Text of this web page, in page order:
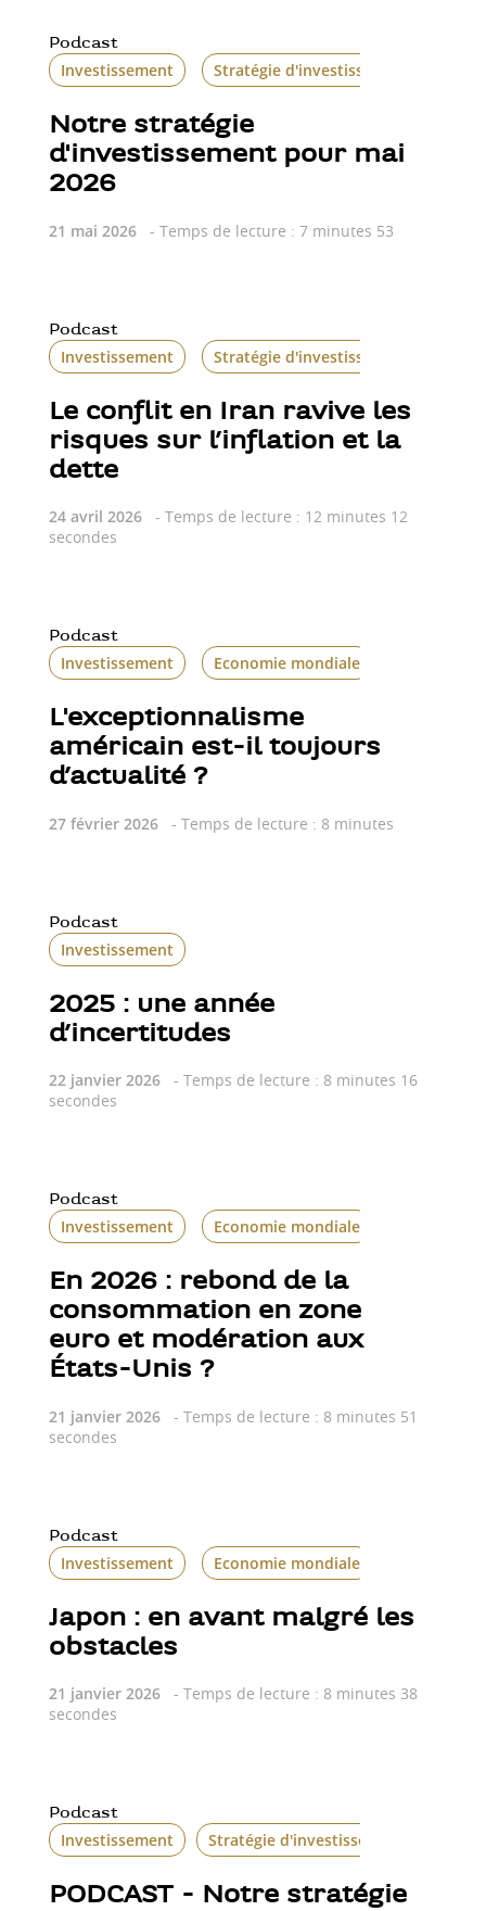
Podcast
Investissement Stratégie d'investissement
Notre stratégie
d'investissement pour mai
2026
21 mai 2026 - Temps de lecture : 7 minutes 53
Podcast
Investissement Stratégie d'investissement
Le conflit en Iran ravive les
risques sur l’inflation et la
dette
24 avril 2026
- Temps de lecture : 12 minutes 12
secondes
Podcast
Investissement Economie mondiale
L'exceptionnalisme
américain est-il toujours
d’actualité ?
27 février 2026 - Temps de lecture : 8 minutes
Podcast
Investissement
2025 : une année
d’incertitudes
22 janvier 2026
- Temps de lecture : 8 minutes 16
secondes
Podcast
Investissement Economie mondiale
En 2026 : rebond de la
consommation en zone
euro et modération aux
États-Unis ?
21 janvier 2026
- Temps de lecture : 8 minutes 51
secondes
Podcast
Investissement Economie mondiale
Japon : en avant malgré les
obstacles
21 janvier 2026
- Temps de lecture : 8 minutes 38
secondes
Podcast
Investissement Stratégie d'investissement
PODCAST - Notre stratégie